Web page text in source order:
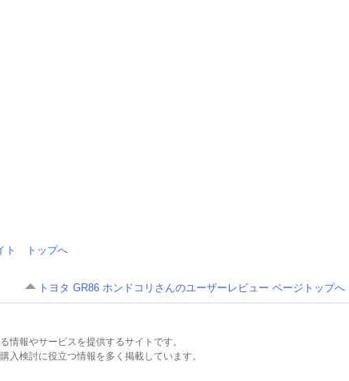
ト トップへ
トヨタ GR86 ホンドコリさんのユーザーレビュー ページトップへ
報やサービスを提供するサイトです。
検討に役立つ情報を多く掲載しています。